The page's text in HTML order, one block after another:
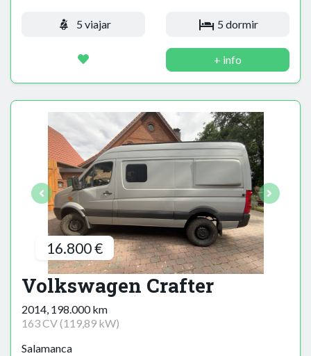
5 viajar 5 dormir
+ info
16.800 €
Volkswagen Crafter
2014, 198.000 km
163 CV (119,89 kW)
Salamanca